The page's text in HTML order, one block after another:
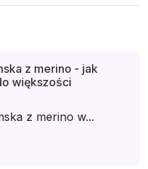
z merino - jak
większości
z merino w...